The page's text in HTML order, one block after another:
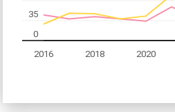
2016 2018 2020
0
35